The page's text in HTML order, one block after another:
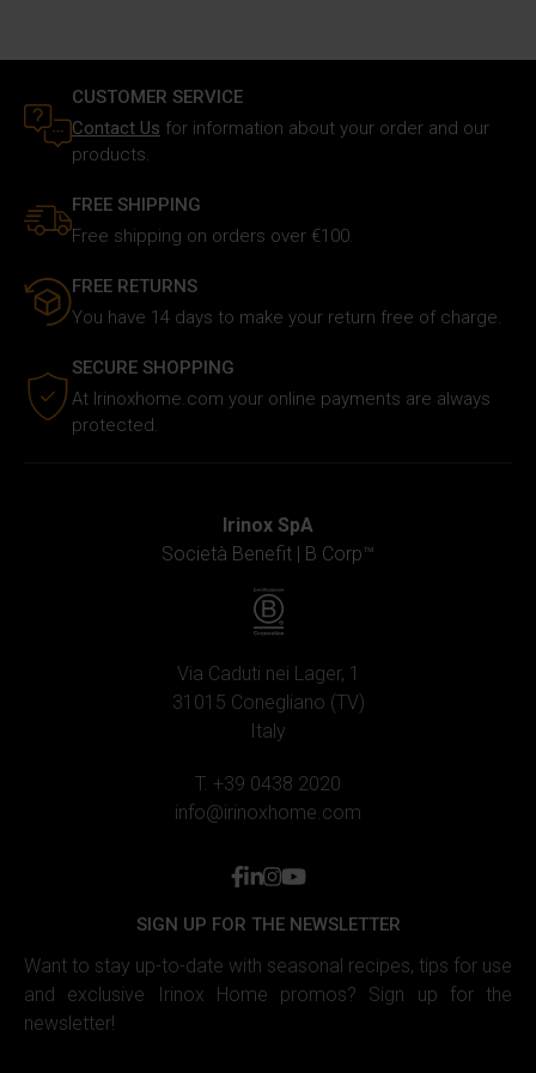
CUSTOMER SERVICE
Contact Us for information about your order and our
products.
FREE SHIPPING
Free shipping on orders over €100.
FREE RETURNS
You have 14 days to make your return free of charge.
SECURE SHOPPING
At Irinoxhome.com your online payments are always
protected.
Irinox SpA
Società Benefit | B Corp™
Via Caduti nei Lager, 1
31015 Conegliano (TV)
Italy
T. +39 0438 2020
info@irinoxhome.com
facebook
linkedin
instagram
youtube
SIGN UP FOR THE NEWSLETTER
Want to stay up-to-date with seasonal recipes, tips for use
and exclusive Irinox Home promos? Sign up for the
newsletter!